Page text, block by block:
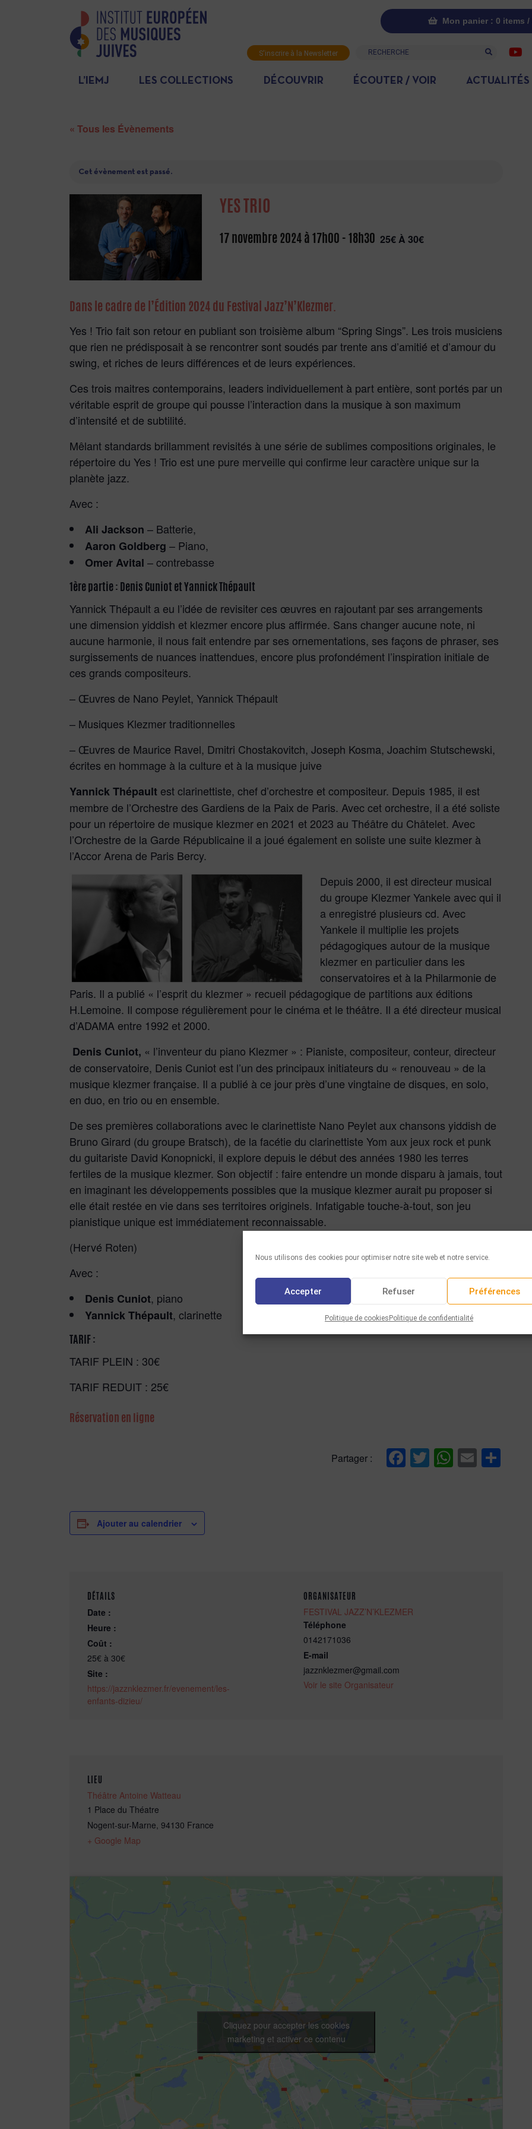
Nous utilisons des cookies pour optimiser notre site web et notre service.
Accepter Refuser Préférences
Politique de cookies Politique de confidentialité
Mon panier : 0 items /
S'inscrire à la Newsletter Recherche
L’IEMJ LES COLLECTIONS DÉCOUVRIR ÉCOUTER / VOIR ACTUALITÉS
« Tous les Évènements
Cet évènement est passé.
YES TRIO
17 novembre 2024 à 17h00 -18h30 25€ À 30€
Dans le cadre de l’Édition 2024 du Festival Jazz’N’Klezmer.
Yes ! Trio fait son retour en publiant son troisième album “Spring Sings”. Les trois musiciens
que rien ne prédisposait à se rencontrer sont soudés par trente ans d’amitié́ et d’amour du
swing, et riches de leurs différences et de leurs expériences.
Ces trois maitres contemporains, leaders individuellement à part entière, sont portés par un
véritable esprit de groupe qui pousse l’interaction dans la musique à son maximum
d’intensité́ et de subtilité.
Mêlant standards brillamment revisités à une série de sublimes compositions originales, le
répertoire du Yes ! Trio est une pure merveille qui confirme leur caractère unique sur la
planète jazz.
Avec :
Ali Jackson – Batterie,
Aaron Goldberg – Piano,
Omer Avital – contrebasse
1ère partie : Denis Cuniot et Yannick Thépault
Yannick Thépault a eu l’idée de revisiter ces œuvres en rajoutant par ses arrangements
une dimension yiddish et klezmer encore plus affirmée. Sans changer aucune note, ni
aucune harmonie, il nous fait entendre par ses ornementations, ses façons de phraser, ses
surgissements de nuances inattendues, encore plus profondément l’inspiration initiale de
ces grands compositeurs.
– Œuvres de Nano Peylet, Yannick Thépault
– Musiques Klezmer traditionnelles
– Œuvres de Maurice Ravel, Dmitri Chostakovitch, Joseph Kosma, Joachim Stutschewski,
écrites en hommage à la culture et à la musique juive
Yannick Thépault est clarinettiste, chef d’orchestre et compositeur. Depuis 1985, il est
membre de l’Orchestre des Gardiens de la Paix de Paris. Avec cet orchestre, il a été soliste
pour un répertoire de musique klezmer en 2021 et 2023 au Théâtre du Châtelet. Avec
l’Orchestre de la Garde Républicaine il a joué également en soliste une suite klezmer à
l’Accor Arena de Paris Bercy.
Depuis 2000, il est directeur musical
du groupe Klezmer Yankele avec qui il
a enregistré plusieurs cd. Avec
Yankele il multiplie les projets
pédagogiques autour de la musique
klezmer en particulier dans les
conservatoires et à la Philarmonie de
Paris. Il a publié « l’esprit du klezmer » recueil pédagogique de partitions aux éditions
H.Lemoine. Il compose régulièrement pour le cinéma et le théâtre. Il a été directeur musical
d’ADAMA entre 1992 et 2000.
Denis Cuniot, « l’inventeur du piano Klezmer » : Pianiste, compositeur, conteur, directeur
de conservatoire, Denis Cuniot est l’un des principaux initiateurs du « renouveau » de la
musique klezmer française. Il a publié à ce jour près d’une vingtaine de disques, en solo,
en duo, en trio ou en ensemble.
De ses premières collaborations avec le clarinettiste Nano Peylet aux chansons yiddish de
Bruno Girard (du groupe Bratsch), de la facétie du clarinettiste Yom aux jeux rock et punk
du guitariste David Konopnicki, il explore depuis le début des années 1980 les terres
fertiles de la musique klezmer. Son objectif : faire entendre un monde disparu à jamais, tout
en imaginant les développements possibles que la musique klezmer aurait pu proposer si
elle était restée en vie dans ses territoires originels. Infatigable touche-à-tout, son jeu
pianistique unique est immédiatement reconnaissable.
(Hervé Roten)
Avec :
Denis Cuniot, piano
Yannick Thépault, clarinette
TARIF :
TARIF PLEIN : 30€
TARIF REDUIT : 25€
Réservation en ligne
Partager : Facebook
TwitterWhatsApp
Email
Ajouter au calendrier
DÉTAILS
Date :
Heure :
Coût :
25€ à 30€
Site :
https://jazznklezmer.fr/evenement/les-
enfants-dizieu/
ORGANISATEUR
FESTIVAL JAZZ’N’KLEZMER
Téléphone
0142171036
E-mail
jazznklezmer@gmail.com
Voir le site Organisateur
LIEU
Théâtre Antoine Watteau
1 Place du Théatre
Nogent-sur-Marne, 94130 France
+ Google Map
Cliquez pour accepter les cookies
marketing et activer ce contenu